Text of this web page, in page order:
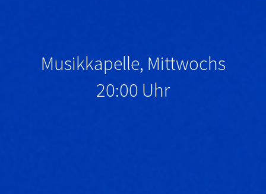
Musikkapelle, Mittwochs
20:00 Uhr